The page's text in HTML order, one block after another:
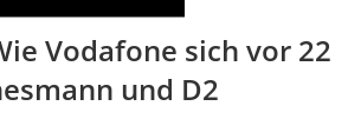
Vodafone sich vor 22
und D2